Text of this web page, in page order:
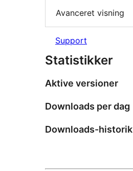
Avanceret visning
Support
Statistikker
Aktive versioner
Downloads per dag
Downloads-historik